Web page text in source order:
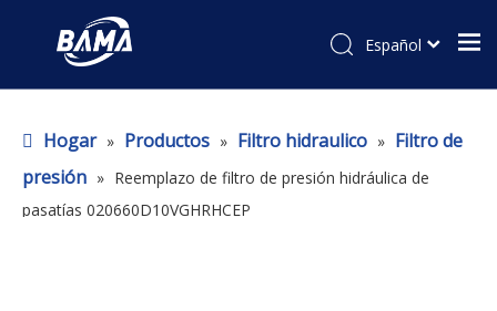
Español
Hogar » Productos » Filtro hidraulico » Filtro de
presión » Reemplazo de filtro de presión hidráulica de
pasatías 020660D10VGHRHCEP